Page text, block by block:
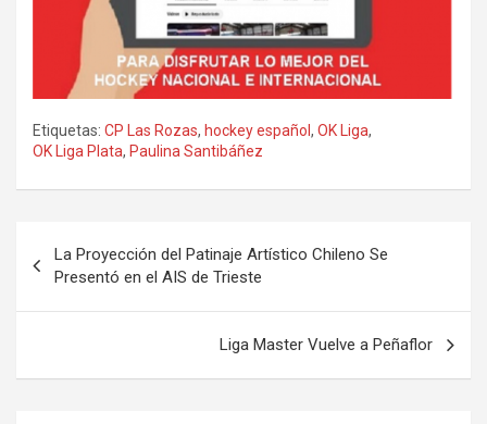
Etiquetas: CP Las Rozas, hockey español , OK Liga,
OK Liga Plata, Paulina Santibáñez
de
entradas
La Proyección del Patinaje Artístico Chileno Se
Presentó en el AIS de Trieste
Liga Master Vuelve a Peñaflor